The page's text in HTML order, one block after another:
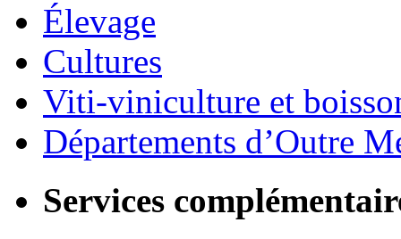
Élevage
Cultures
Viti-viniculture et
Départements d’Outre
Services